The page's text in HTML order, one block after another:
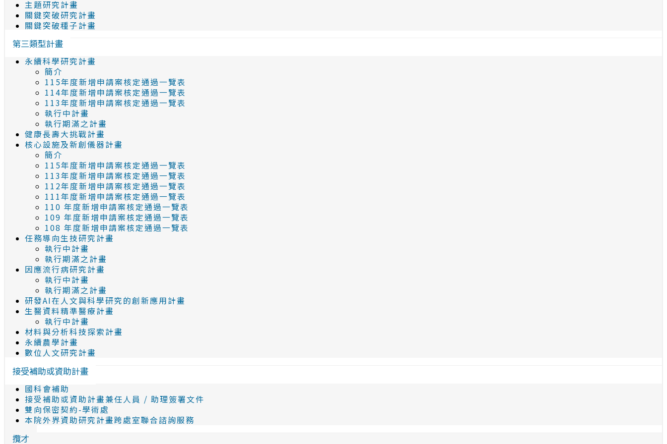
主題研究計畫
關鍵突破研究計畫
關鍵突破種子計畫
第三類型計畫
永續科學研究計畫
簡介
115年度新增申請案核定通過一覽表
114年度新增申請案核定通過一覽表
113年度新增申請案核定通過一覽表
執行中計畫
執行期滿之計畫
健康長壽大挑戰計畫
核心設施及新創儀器計畫
簡介
115年度新增申請案核定通過一覽表
113年度新增申請案核定通過一覽表
112年度新增申請案核定通過一覽表
111年度新增申請案核定通過一覽表
110 年度新增申請案核定通過一覽表
109 年度新增申請案核定通過一覽表
108 年度新增申請案核定通過一覽表
任務導向生技研究計畫
執行中計畫
執行期滿之計畫
因應流行病研究計畫
執行中計畫
執行期滿之計畫
研發AI在人文與科學研究的創新應用計畫
生醫資料精準醫療計畫
執行中計畫
材料與分析科技探索計畫
永續農學計畫
數位人文研究計畫
接受補助或資助計畫
國科會補助
接受補助或資助計畫兼任人員 / 助理簽署文件
雙向保密契約-學術處
本院外界資助研究計畫跨處室聯合諮詢服務
攬才